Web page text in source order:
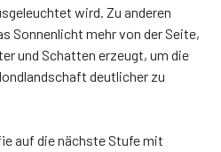
wird. Zu anderen
Sonnenlicht mehr von der Seite,
und Schatten erzeugt, um die
deutlicher zu
auf die nächste Stufe mit